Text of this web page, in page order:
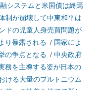
システムと米国債は終焉
制が崩壊して中東和平は
ドの児童人身売買問題が
り暴露される / 国家によ
の争点となる / 中央政府
務を主導する姿が日本の
ける大量のプルトニウム